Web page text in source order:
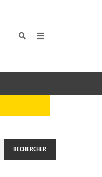
RECHERCHER